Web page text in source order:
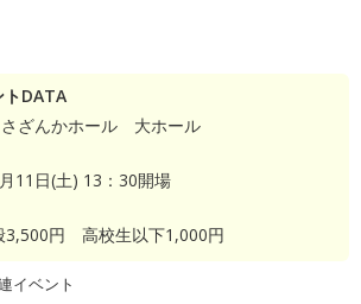
トDATA
さざんかホール 大ホール
11日(土) 13：30開場
3,500円 高校生以下1,000円
イベント